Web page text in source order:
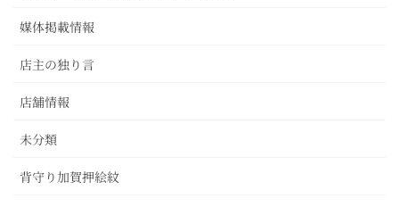
媒体掲載情報
店主の独り言
店舗情報
未分類
背守り加賀押絵紋